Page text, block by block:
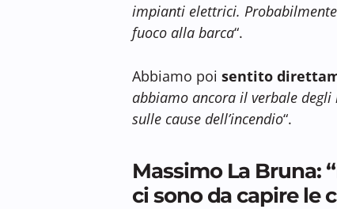
impianti elettrici.
fuoco alla barca“.
Abbiamo poi sentito
abbiamo ancora il verbale
sulle cause dell’incendio“.
Massimo La Bruna:
ci sono da capire le